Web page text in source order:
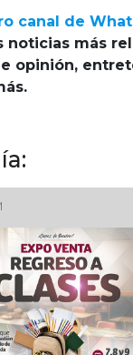
canal de
noticias más
opinión,